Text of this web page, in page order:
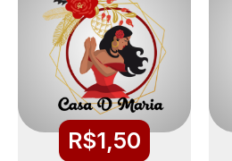
R$1,50